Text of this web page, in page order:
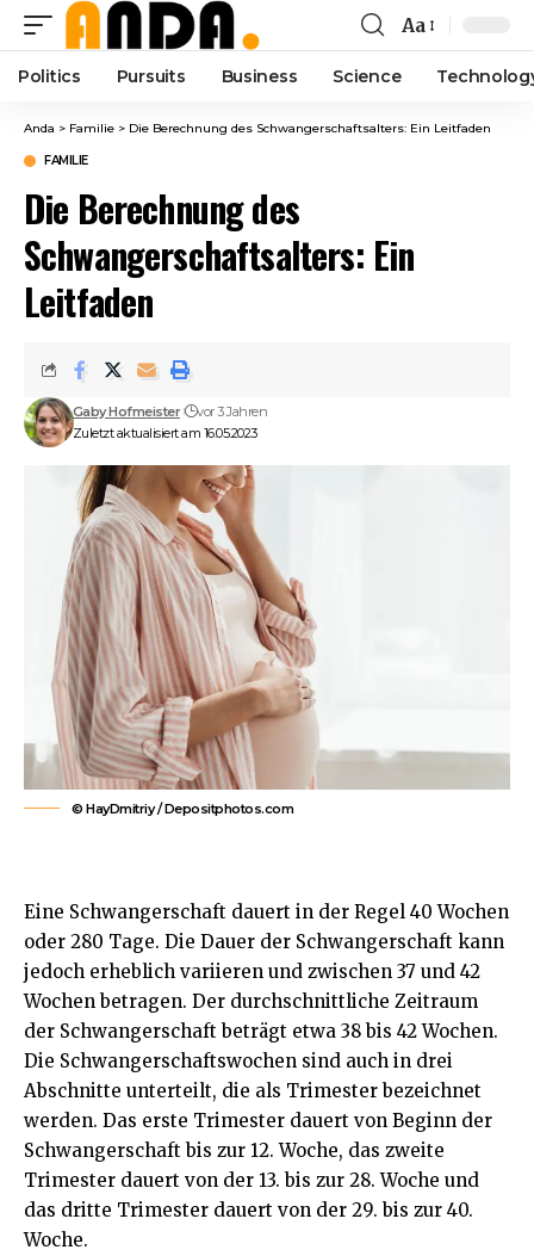
Font
Resizer
Aa
Politics Pursuits Business Science
Anda > Familie > Die Berechnung des Schwangerschaftsalters: Ein Leitfaden
FAMILIE
Die Berechnung des
Schwangerschaftsalters: Ein
Leitfaden
Zuletzt aktualisiert am 16.05.2023
Gaby Hofmeister vor 3 Jahren
© HayDmitriy / Depositphotos.com
Eine Schwangerschaft dauert in der Regel 40 Wochen
oder 280 Tage. Die Dauer der Schwangerschaft kann
jedoch erheblich variieren und zwischen 37 und 42
Wochen betragen. Der durchschnittliche Zeitraum
der Schwangerschaft beträgt etwa 38 bis 42 Wochen.
Die Schwangerschaftswochen sind auch in drei
Abschnitte unterteilt, die als Trimester bezeichnet
werden. Das erste Trimester dauert von Beginn der
Schwangerschaft bis zur 12. Woche, das zweite
Trimester dauert von der 13. bis zur 28. Woche und
das dritte Trimester dauert von der 29. bis zur 40.
Woche.